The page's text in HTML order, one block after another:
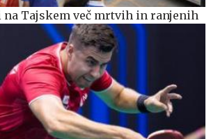
na Tajskem več mrtvih in ranjenih